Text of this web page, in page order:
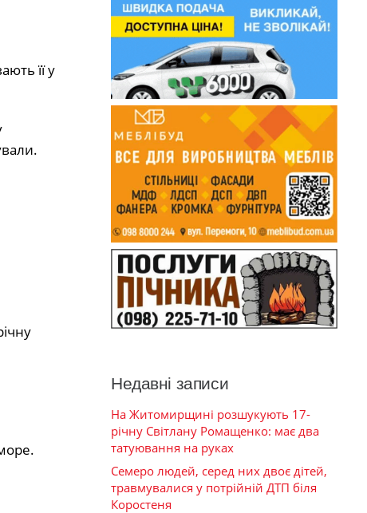
її у
Недавні записи
На Житомирщині розшукують 17-
річну Світлану Ромащенко: має два
татуювання на руках
Семеро людей, серед них двоє дітей,
травмувалися у потрійній ДТП біля
Коростеня